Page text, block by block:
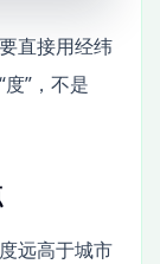
直接用经纬
”，不是
远高于城市